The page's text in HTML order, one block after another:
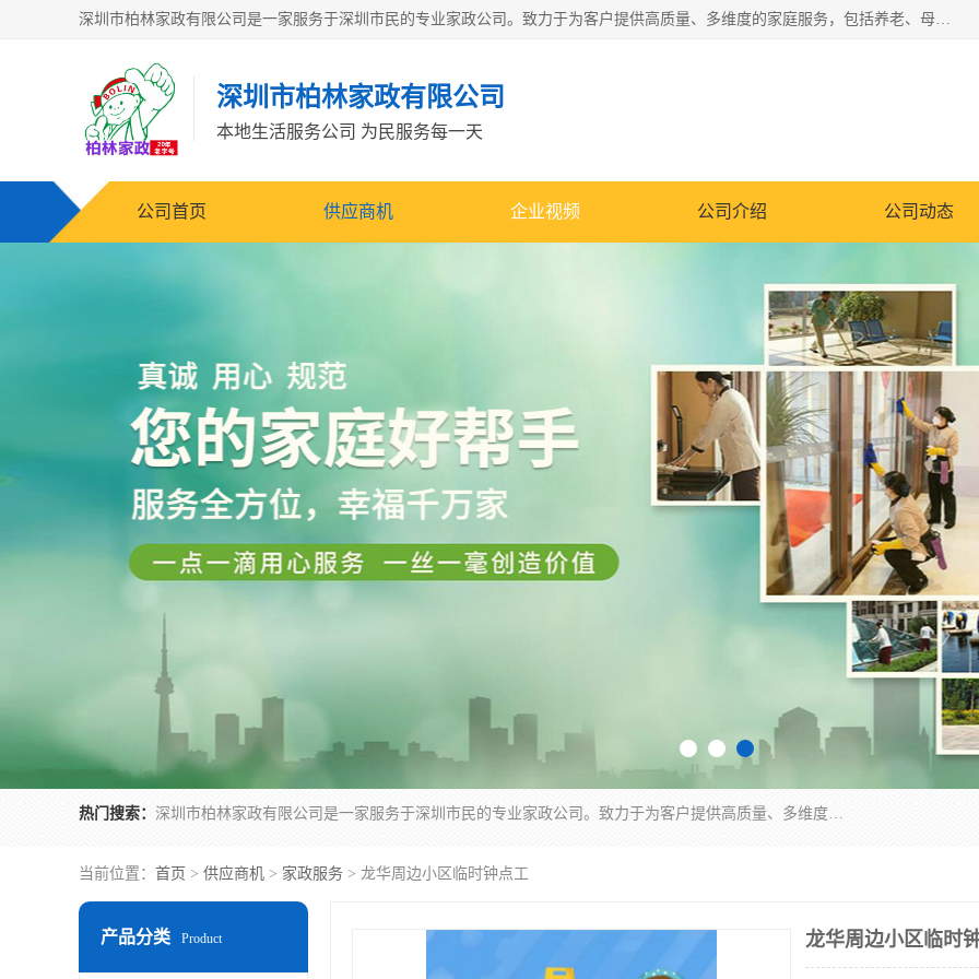
深圳市柏林家政有限公司是一家服务于深圳市民的专业家政公司。致力于为客户提供高质量、多维度的家庭服务，包括养老、母婴、月嫂育婴早教、康复理疗、家电清洗和保洁等方面的专业服务。
深圳市柏林家政有限公司
本地生活服务公司 为民服务每一天
公司首页 供应商机 企业视频 公司介绍 公司动态
热门搜索： 深圳市柏林家政有限公司是一家服务于深圳市民的专业家政公司。致力于为客户提供高质量、多维度的家庭服务，包括养老、母婴、月嫂育婴早教、康复理疗、家电清洗和保洁等方面的专业服务。
当前位置： 首页 > 供应商机 > 家政服务 > 龙华周边小区临时钟点工
产品分类 Product 龙华周边小区临时